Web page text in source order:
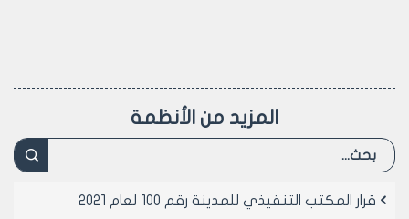
في حينها بترخيص كامل المساحة الطابقية عند تقديمهم
2-العرصة التي اشيد عليها بناء بكامل المساحة الطابقية
جاهزة للسكن.
المزيد من الأنظمة
قرار المكتب التنفيذي للمدينة رقم 100 لعام 2021